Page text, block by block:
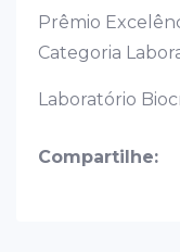
Prêmio
Categoria
Laboratório
Compartilhe: